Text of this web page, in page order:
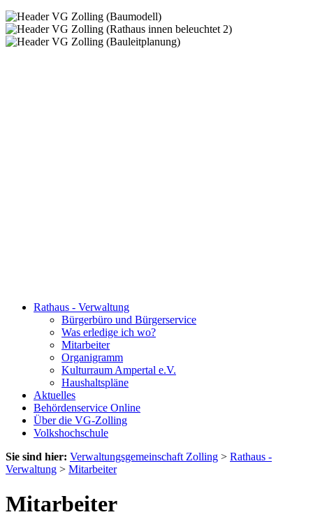
Rathaus - Verwaltung
Bürgerbüro und Bürgerservice
Was erledige ich wo?
Mitarbeiter
Organigramm
Kulturraum Ampertal e.V.
Haushaltspläne
Aktuelles
Behördenservice Online
Über die VG-Zolling
Volkshochschule
Sie sind hier: Verwaltungsgemeinschaft Zolling > Rathaus -
Verwaltung > Mitarbeiter
Mitarbeiter